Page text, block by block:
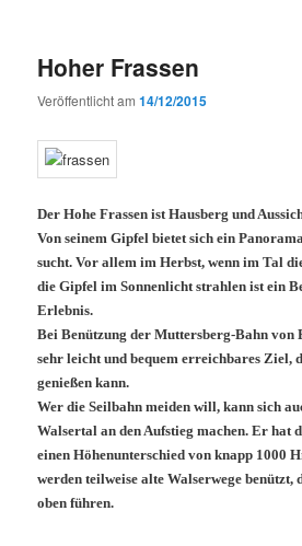
Hoher Frassen
Veröffentlicht am14/12/2015
Der Hohe Frassen ist Hausberg und
Von seinem Gipfel bietet sich ein
sucht. Vor allem im Herbst, wenn im Tal
die Gipfel im Sonnenlicht strahlen ist ein
Erlebnis.
Bei Benützung der Muttersberg-Bahn von
sehr leicht und bequem erreichbares Ziel,
genießen kann.
Wer die Seilbahn meiden will, kann sich
Walsertal an den Aufstieg machen. Er hat
einen Höhenunterschied von knapp 1000
werden teilweise alte Walserwege benützt,
oben führen.